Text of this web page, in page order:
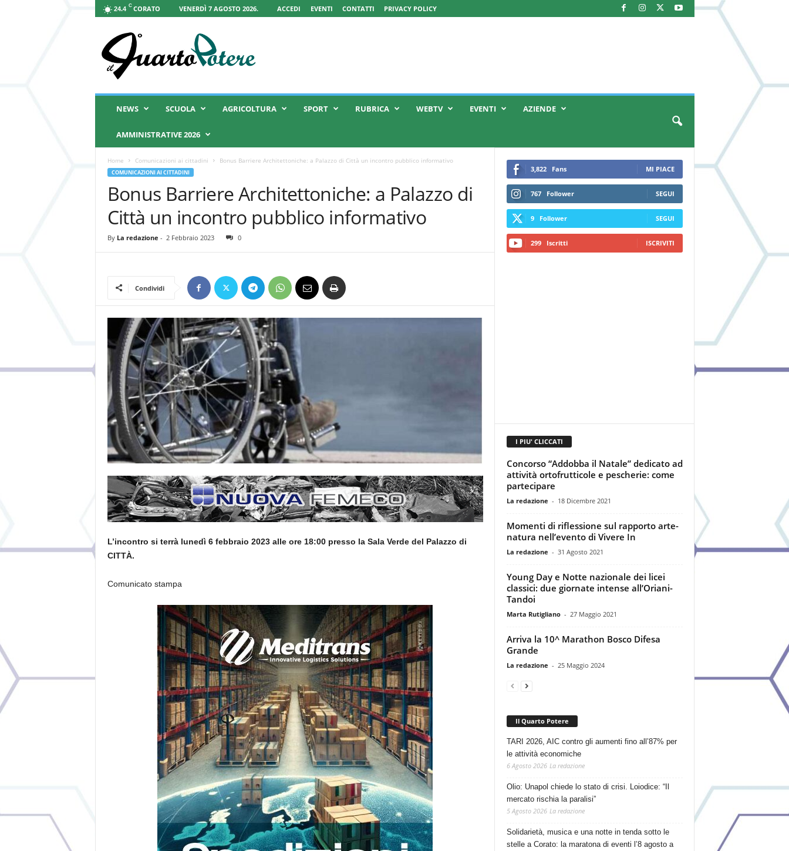
24.4 C CORATO VENERDÌ 7 AGOSTO 2026. ACCEDI EVENTI CONTATTI PRIVACY POLICY
Q
NEWS SCUOLA AGRICOLTURA SPORT RUBRICA WEBTV EVENTI AZIENDE
AMMINISTRATIVE 2026
Home Comunicazioni ai cittadini Bonus Barriere Architettoniche: a Palazzo di Città un incontro pubblico informativo
COMUNICAZIONI AI CITTADINI
Bonus Barriere Architettoniche: a Palazzo di
Città un incontro pubblico informativo
By La redazione - 2 Febbraio 2023 0
Condividi
L’incontro si terrà lunedì 6 febbraio 2023 alle ore 18:00 presso la Sala Verde del Palazzo di
CITTÀ.
Comunicato stampa
3,822 Fans MI PIACE
767 Follower SEGUI
9 Follower SEGUI
299 Iscritti ISCRIVITI
I PIU' CLICCATI
Concorso “Addobba il Natale” dedicato ad
attività ortofrutticole e pescherie: come
partecipare
La redazione - 18 Dicembre 2021
Momenti di riflessione sul rapporto arte-
natura nell’evento di Vivere In
La redazione - 31 Agosto 2021
Young Day e Notte nazionale dei licei
classici: due giornate intense all’Oriani-
Tandoi
Marta Rutigliano - 27 Maggio 2021
Arriva la 10^ Marathon Bosco Difesa
Grande
La redazione - 25 Maggio 2024
Il Quarto Potere
TARI 2026, AIC contro gli aumenti fino all’87% per
le attività economiche
6 Agosto 2026 La redazione
Olio: Unapol chiede lo stato di crisi. Loiodice: “Il
mercato rischia la paralisi”
5 Agosto 2026 La redazione
Solidarietà, musica e una notte in tenda sotto le
stelle a Corato: la maratona di eventi l’8 agosto a